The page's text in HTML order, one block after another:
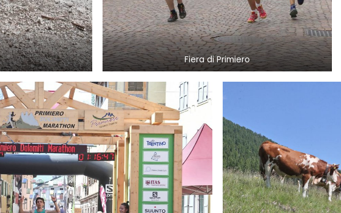
Fiera di Primiero